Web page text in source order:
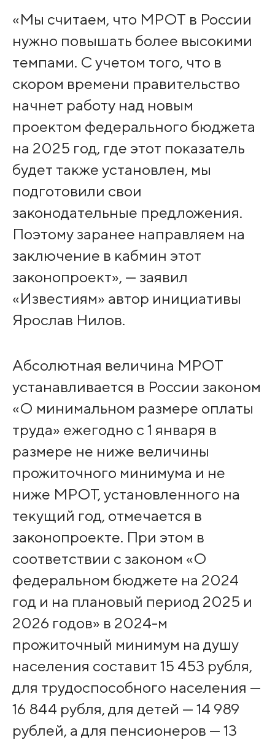
«Мы считаем, что МРОТ в России
нужно повышать более высокими
темпами. С учетом того, что в
скором времени правительство
начнет работу над новым
проектом федерального бюджета
на 2025 год, где этот показатель
будет также установлен, мы
подготовили свои
законодательные предложения.
Поэтому заранее направляем на
заключение в кабмин этот
законопроект», — заявил
«Известиям» автор инициативы
Ярослав Нилов.
Абсолютная величина МРОТ
устанавливается в России законом
«О минимальном размере оплаты
труда» ежегодно с 1 января в
размере не ниже величины
прожиточного минимума и не
ниже МРОТ, установленного на
текущий год, отмечается в
законопроекте. При этом в
соответствии с законом «О
федеральном бюджете на 2024
год и на плановый период 2025 и
2026 годов» в 2024-м
прожиточный минимум на душу
населения составит 15 453 рубля,
для трудоспособного населения —
16 844 рубля, для детей — 14 989
рублей, а для пенсионеров — 13